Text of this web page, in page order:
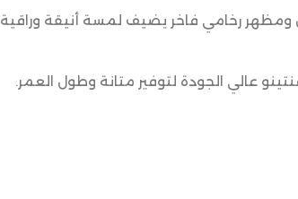
ومظهر رخامي فاخر يضيف لمسة أنيقة وراقية